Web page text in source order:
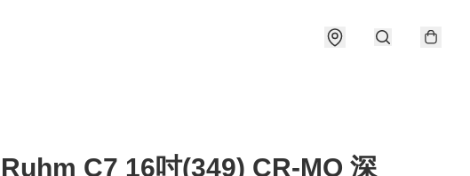
Ruhm C7 16吋(349) CR-MO 深